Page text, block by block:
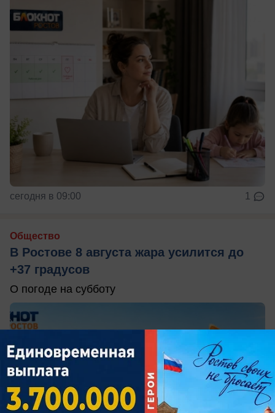
сегодня в 09:00 1
Общество
В Ростове 8 августа жара усилится до
+37 градусов
О погоде на субботу